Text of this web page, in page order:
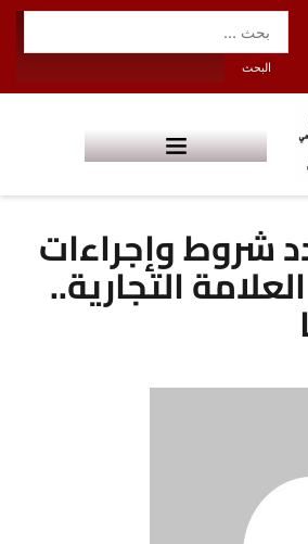
شروط وإجراءات
التجارية..